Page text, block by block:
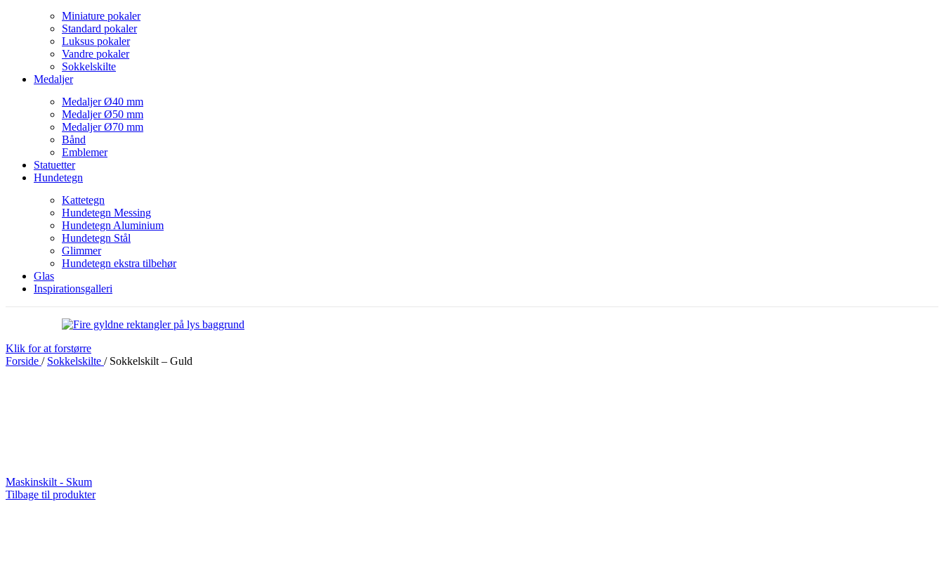
Miniature pokaler
Standard pokaler
Luksus pokaler
Vandre pokaler
Sokkelskilte
Medaljer
Medaljer Ø40 mm
Medaljer Ø50 mm
Medaljer Ø70 mm
Bånd
Emblemer
Statuetter
Hundetegn
Kattetegn
Hundetegn Messing
Hundetegn Aluminium
Hundetegn Stål
Glimmer
Hundetegn ekstra tilbehør
Glas
Inspirationsgalleri
Klik for at forstørre
Forside / Sokkelskilte / Sokkelskilt – Guld
Maskinskilt - Skum
Tilbage til produkter